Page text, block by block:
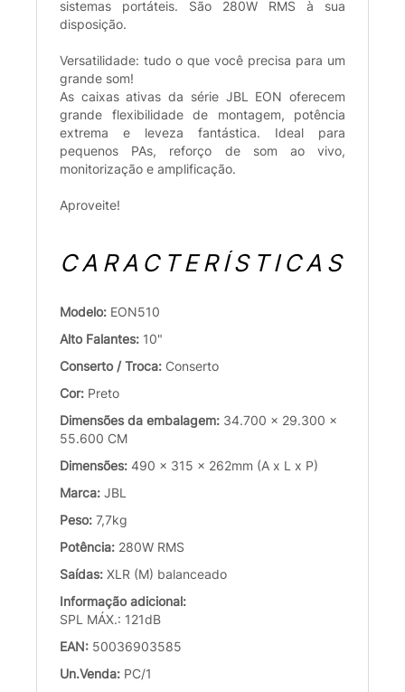
sistemas portáteis. São 280W RMS à sua
disposição.
Versatilidade: tudo o que você precisa para um
grande som!
As caixas ativas da série JBL EON oferecem
grande flexibilidade de montagem, potência
extrema e leveza fantástica. Ideal para
pequenos PAs, reforço de som ao vivo,
monitorização e amplificação.
Aproveite!
CARACTERÍSTICAS
Modelo: EON510
Alto Falantes: 10"
Conserto / Troca: Conserto
Cor: Preto
Dimensões da embalagem: 34.700 x 29.300 x
55.600 CM
Dimensões: 490 x 315 x 262mm (A x L x P)
Marca: JBL
Peso: 7,7kg
Potência: 280W RMS
Saídas: XLR (M) balanceado
Informação adicional:
SPL MÁX.: 121dB
EAN: 50036903585
Un.Venda: PC/1